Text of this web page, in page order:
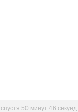
, спустя 50 минут 46 секунд